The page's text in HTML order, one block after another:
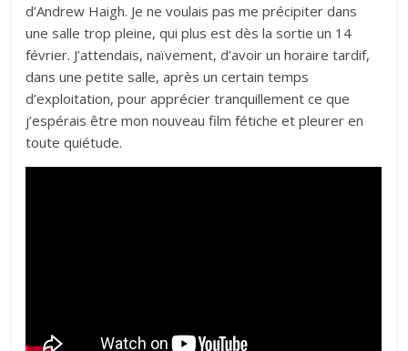
d’Andrew Haigh. Je ne voulais pas me précipiter dans
une salle trop pleine, qui plus est dès la sortie un 14
février. J’attendais, naïvement, d’avoir un horaire tardif,
dans une petite salle, après un certain temps
d’exploitation, pour apprécier tranquillement ce que
j’espérais être mon nouveau film fétiche et pleurer en
toute quiétude.